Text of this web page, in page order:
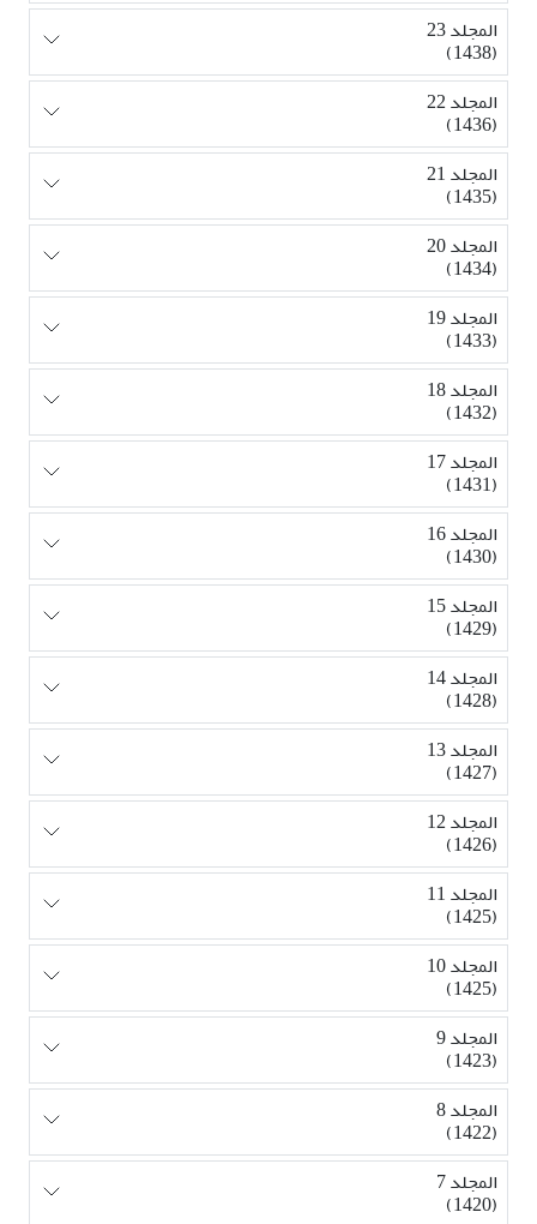
المجلد 23
(1438)
المجلد 22
(1436)
المجلد 21
(1435)
المجلد 20
(1434)
المجلد 19
(1433)
المجلد 18
(1432)
المجلد 17
(1431)
المجلد 16
(1430)
المجلد 15
(1429)
المجلد 14
(1428)
المجلد 13
(1427)
المجلد 12
(1426)
المجلد 11
(1425)
المجلد 10
(1425)
المجلد 9
(1423)
المجلد 8
(1422)
المجلد 7
(1420)